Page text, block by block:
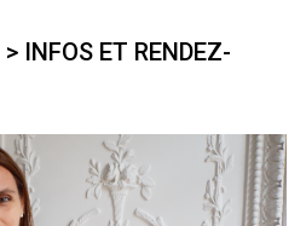
> INFOS ET RENDEZ-